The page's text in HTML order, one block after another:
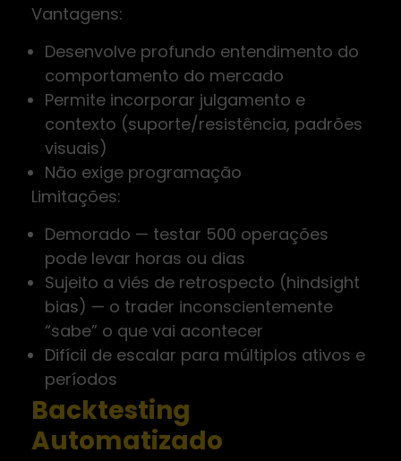
Vantagens:
Desenvolve profundo entendimento do
comportamento do mercado
Permite incorporar julgamento e
contexto (suporte/resistência, padrões
visuais)
Não exige programação
Limitações:
Demorado — testar 500 operações
pode levar horas ou dias
Sujeito a viés de retrospecto (hindsight
bias) — o trader inconscientemente
“sabe” o que vai acontecer
Difícil de escalar para múltiplos ativos e
períodos
Backtesting
Automatizado